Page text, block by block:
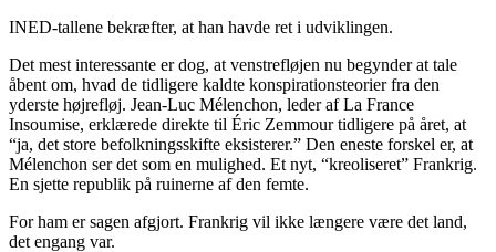
INED-tallene bekræfter, at han havde ret i udviklingen.
Det mest interessante er dog, at venstrefløjen nu begynder at tale
åbent om, hvad de tidligere kaldte konspirationsteorier fra den
yderste højrefløj. Jean-Luc Mélenchon, leder af La France
Insoumise, erklærede direkte til Éric Zemmour tidligere på året, at
“ja, det store befolkningsskifte eksisterer.” Den eneste forskel er, at
Mélenchon ser det som en mulighed. Et nyt, “kreoliseret” Frankrig.
En sjette republik på ruinerne af den femte.
For ham er sagen afgjort. Frankrig vil ikke længere være det land,
det engang var.